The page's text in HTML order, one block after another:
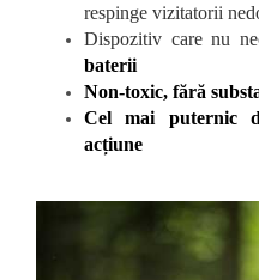
respinge vizitatorii
Dispozitiv care nu
baterii
Non-toxic, fără
Cel mai puternic
acțiune